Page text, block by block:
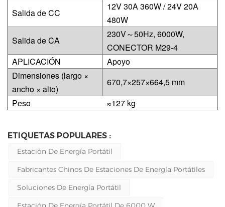
Salida de CC
12V 30A 360W / 24V 20A
480W
Salida de CA
230V～50Hz, 6000W,
CONECTOR M29-4
APLICACIÓN
Apoyo
Dimensiones (largo ×
ancho × alto)
670,7×257×664,5 mm
Peso
≈127 kg
ETIQUETAS POPULARES :
Estación De Energía Portátil
Fabricantes Chinos De Estaciones De Energía Portátiles
Soluciones De Energía Portátil